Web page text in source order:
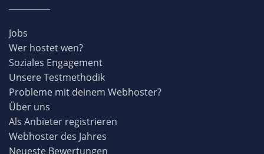
Jobs
Wer hostet wen?
Soziales Engagement
Unsere Testmethodik
Probleme mit deinem Webhoster?
Über uns
Als Anbieter registrieren
Webhoster des Jahres
Neueste Bewertungen